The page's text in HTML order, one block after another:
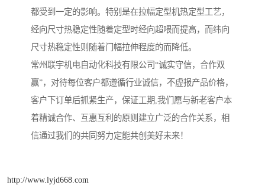
都受到一定的影响。特别是在拉幅定型机热定型工艺，
经向尺寸热稳定性随着定型时经向超喂而提高，而纬向
尺寸热稳定性则随着门幅拉伸程度的而降低。
常州联宇机电自动化科技有限公司“诚实守信，合作双
赢”，对待每位客户都遵循行业诚信，不虚报产品价格，
客户下订单后抓紧生产，保证工期,我们愿与新老客户本
着精诚合作、互惠互利的原则建立广泛的合作关系，相
信通过我们的共同努力定能共创美好未来！
http://www.lyjd668.com